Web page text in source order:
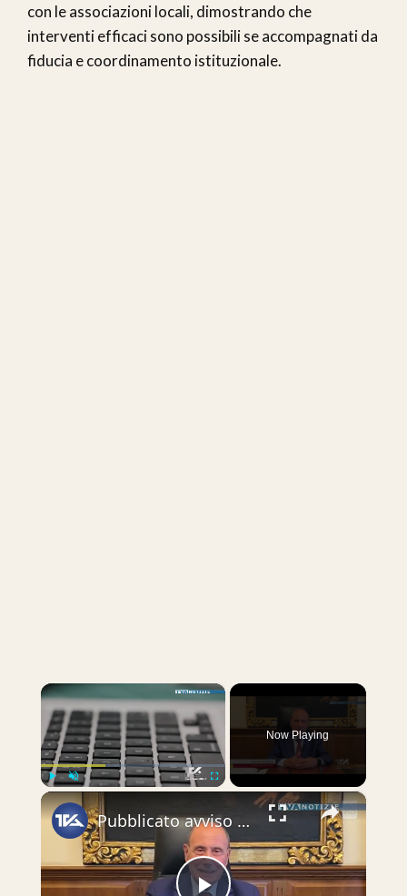
con le associazioni locali, dimostrando che
interventi efficaci sono possibili se accompagnati da
fiducia e coordinamento istituzionale.
×
Unmute
Now Playing
×
Pubblicato avviso per incentivi lavoro agile. Operativa la misura per favorire la permanenza o il ri